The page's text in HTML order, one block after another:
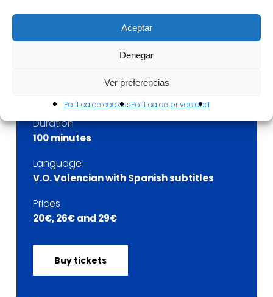
Aceptar
Denegar
Ver preferencias
Política de cookiesPolítica de privacidad
July 17th – 18th 2020, 20:00h.
Institut Valencià de Cultura y CNTC
Duration
100 minutes
Language
V.O. Valencian with Spanish subtitles
Prices
20€, 26€ and 29€
Buy tickets